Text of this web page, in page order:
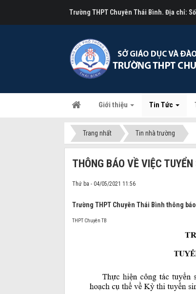
Giới thiệu Tin Tức
Trường THPT Chuyên Thái Bình. Địa chỉ:
Trang nhất Tin nhà trường
THÔNG BÁO VỀ VIỆC
Thứ ba - 04/05/2021 11:56
Trường THPT Chuyên Thái Bình thông
THPT Chuyên TB